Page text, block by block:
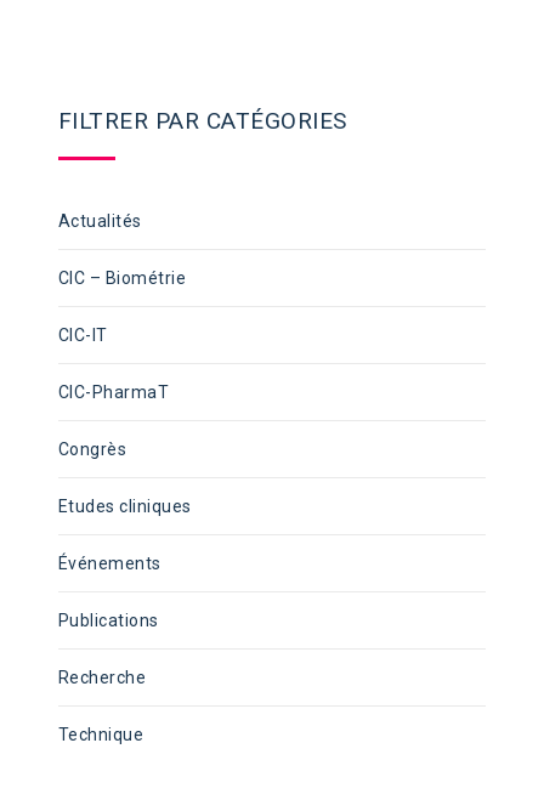
FILTRER PAR CATÉGORIES
Actualités
CIC – Biométrie
CIC-IT
CIC-PharmaT
Congrès
Etudes cliniques
Événements
Publications
Recherche
Technique